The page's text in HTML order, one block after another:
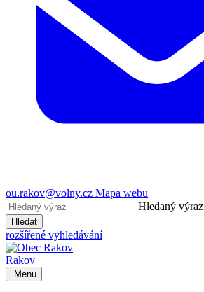
ou.rakov@volny.cz Mapa webu
Hledaný výraz
Hledat
rozšířené vyhledávání
Rakov
Menu